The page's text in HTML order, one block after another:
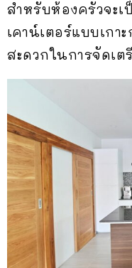
สำหรับห้องครัวจะ
เคาน์เตอร์แบบเกา
สะดวกในการจัดเต